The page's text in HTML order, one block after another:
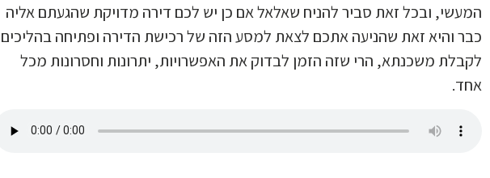
המעשי, ובכל זאת סביר להניח שאלאל אם כן יש לכם דירה מדויקת שהגעתם אליה
כבר והיא זאת שהניעה אתכם לצאת למסע הזה של רכישת הדירה ופתיחה בהליכים
לקבלת משכנתא, הרי שזה הזמן לבדוק את האפשרויות, יתרונות וחסרונות מכל
אחד.